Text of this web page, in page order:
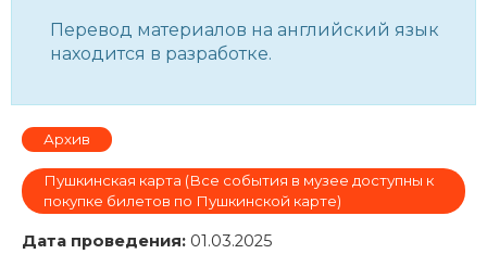
Перевод материалов на английский язык
находится в разработке.
Архив
Пушкинская карта (Все события в музее доступны к
покупке билетов по Пушкинской карте)
Дата проведения: 01.03.2025